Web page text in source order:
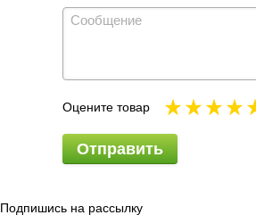
Оцените товар
Отправить
Подпишись на рассылку